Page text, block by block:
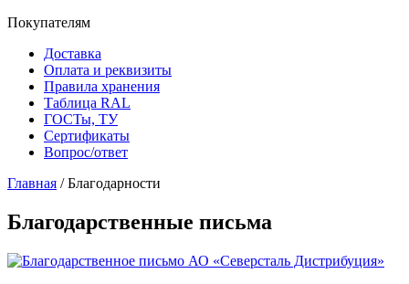
Покупателям
Доставка
Оплата и реквизиты
Правила хранения
Таблица RAL
ГОСТы, ТУ
Сертификаты
Вопрос/ответ
Главная /Благодарности
Благодарственные письма